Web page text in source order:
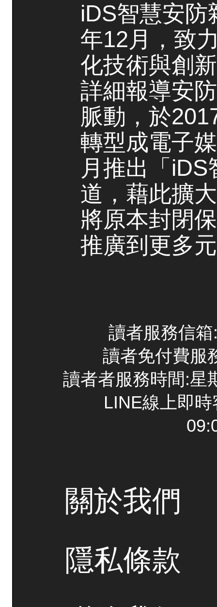
iDS智慧安防
年12月，致
化技術與創
詳細報導安
脈動，於
轉型成電子
月推出「
道，藉此擴
將原本封閉
推廣到更多
讀者服務信
讀者免付費服
讀者者服務時間:星
LINE線上即
關於我們
隱私條款